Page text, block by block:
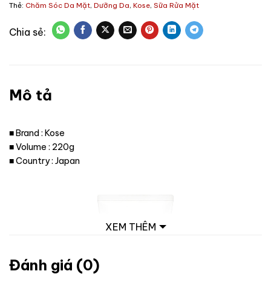
Thẻ: Chăm Sóc Da Mặt, Dưỡng Da, Kose, Sữa Rửa Mặt
Mô tả
■ Brand : Kose
■ Volume : 220g
■ Country : Japan
XEM THÊM
Đánh giá (0)